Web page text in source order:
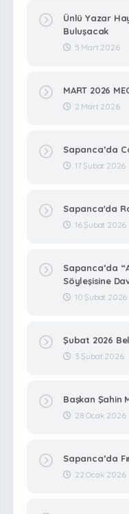
Ünlü Yazar
Buluşacak
5 Mart 2026
MART 2026
2 Mart 2026
Sapanca’da
17 Şubat 2026
Sapanca'da
16 Şubat 2026
Sapanca’da
Söyleşisine
10 Şubat 2026
Şubat 2026
3 Şubat 2026
Başkan Şahin
28 Ocak 2026
Sapanca’da
22 Ocak 2026